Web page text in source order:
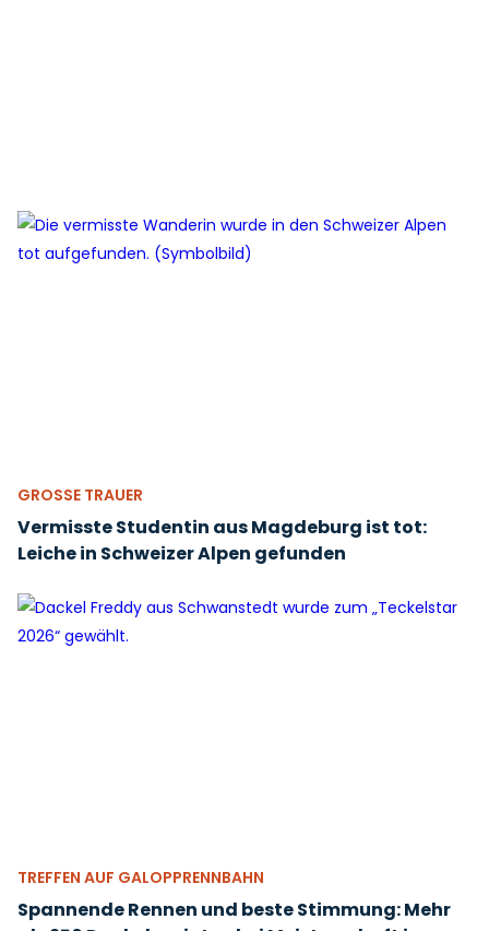
GROSSE TRAUER
Vermisste Studentin aus Magdeburg ist tot:
Leiche in Schweizer Alpen gefunden
TREFFEN AUF GALOPPRENNBAHN
Spannende Rennen und beste Stimmung: Mehr